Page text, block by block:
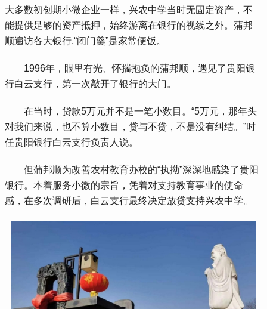
大多数初创期小微企业一样，兴农中学当时无固定资产，不
能提供足够的资产抵押，始终游离在银行的视线之外。蒲邦
顺遍访各大银行,“闭门羹”是家常便饭。
1996年，眼里有光、怀揣抱负的蒲邦顺，遇见了贵阳银
行白云支行，第一次敲开了银行的大门。
在当时，贷款5万元并不是一笔小数目。“5万元，那年头
对我们来说，也不算小数目，贷与不贷，不是没有纠结。”时
任贵阳银行白云支行负责人说。
但蒲邦顺为改善农村教育办校的“执拗”深深地感染了贵阳
银行。本着服务小微的宗旨，凭着对支持教育事业的使命
感，在多次调研后，白云支行最终决定放贷支持兴农中学。